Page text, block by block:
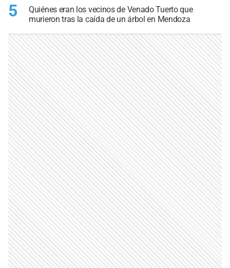
5
Quiénes eran los vecinos de Venado Tuerto que
murieron tras la caída de un árbol en Mendoza